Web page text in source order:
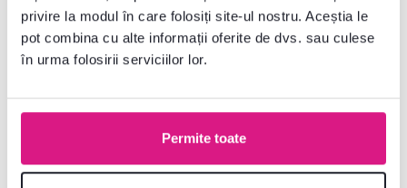
privire la modul în care folosiți site-ul nostru. Aceștia le
pot combina cu alte informații oferite de dvs. sau culese
în urma folosirii serviciilor lor.
Permite toate
159 lei